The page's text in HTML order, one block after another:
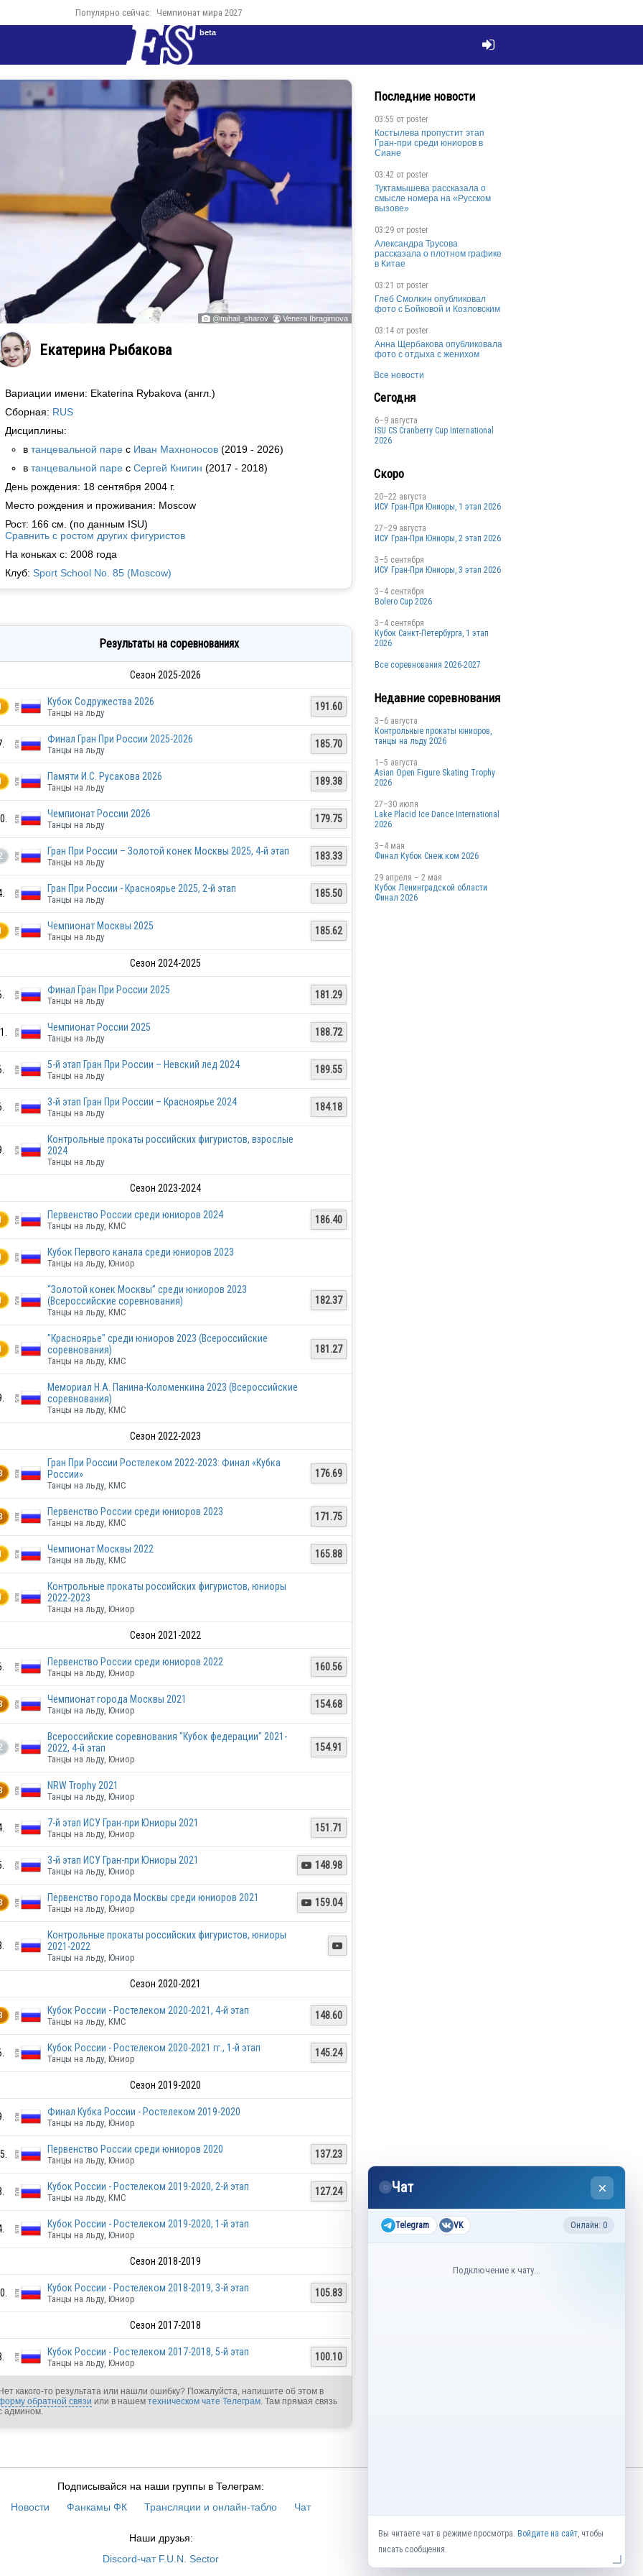
Популярно сейчас: Чемпионат мира 2027

beta
 @mihail_sharov  Venera Ibragimova
Екатерина Рыбакова
Вариации имени: Ekaterina Rybakova (англ.)
Сборная: RUS
Дисциплины:
в танцевальной парес Иван Махноносов(2019 - 2026)
в танцевальной парес Сергей Книгин (2017 - 2018)
День рождения: 18 сентября 2004 г.
Место рождения и проживания: Moscow
Рост: 166 см. (по данным ISU)
Сравнить с ростом других фигуристов
На коньках с: 2008 года
Клуб: Sport School No. 85 (Moscow)
Результаты на соревнованиях
Сезон 2025-2026
RUS
Кубок Содружества 2026
Танцы на льду
191.60
RUS
Финал Гран При России 2025-2026
Танцы на льду
185.70
Памяти И.С. Русакова 2026
Танцы на льду
189.38
Чемпионат России 2026
Танцы на льду
179.75
RUS
Гран При России – Золотой конек Москвы 2025, 4-й этап
Танцы на льду
183.33
Гран При России - Красноярье 2025, 2-й этап
Танцы на льду
185.50
Чемпионат Москвы 2025
Танцы на льду
185.62
Сезон 2024-2025
Финал Гран При России 2025
Танцы на льду
181.29
RUS
Чемпионат России 2025
Танцы на льду
188.72
5-й этап Гран При России – Невский лед 2024
Танцы на льду
189.55
RUS
3-й этап Гран При России – Красноярье 2024
Танцы на льду
184.18
Контрольные прокаты российских фигуристов, взрослые
2024
Танцы на льду
Сезон 2023-2024
RUS
Первенство России среди юниоров 2024
Танцы на льду, КМС
186.40
RUS
Кубок Первого канала среди юниоров 2023
Танцы на льду, Юниор
“Золотой конек Москвы” среди юниоров 2023
(Всероссийские соревнования)
Танцы на льду, КМС
182.37
RUS
"Красноярье" среди юниоров 2023 (Всероссийские
соревнования)
Танцы на льду, КМС
181.27
Мемориал Н.А. Панина-Коломенкина 2023 (Всероссийские
соревнования)
Танцы на льду, КМС
Сезон 2022-2023
Гран При России Ростелеком 2022-2023: Финал «Кубка
России»
Танцы на льду, КМС
176.69
Первенство России среди юниоров 2023
Танцы на льду, КМС
171.75
Чемпионат Москвы 2022
Танцы на льду, КМС
165.88
Контрольные прокаты российских фигуристов, юниоры
2022-2023
Танцы на льду, Юниор
Сезон 2021-2022
Первенство России среди юниоров 2022
Танцы на льду, Юниор
160.56
Чемпионат города Москвы 2021
Танцы на льду, Юниор
154.68
Всероссийские соревнования "Кубок федерации" 2021-
2022, 4-й этап
Танцы на льду, Юниор
154.91
NRW Trophy 2021
Танцы на льду, Юниор
7-й этап ИСУ Гран-при Юниоры 2021
Танцы на льду, Юниор
151.71
3-й этап ИСУ Гран-при Юниоры 2021
Танцы на льду, Юниор
 148.98
Первенство города Москвы среди юниоров 2021
Танцы на льду, Юниор
 159.04
Контрольные прокаты российских фигуристов, юниоры
2021-2022
Танцы на льду, Юниор

Сезон 2020-2021
Кубок России - Ростелеком 2020-2021, 4-й этап
Танцы на льду, КМС
148.60
Кубок России - Ростелеком 2020-2021 гг., 1-й этап
Танцы на льду, Юниор
145.24
Сезон 2019-2020
Финал Кубка России - Ростелеком 2019-2020
Танцы на льду, Юниор
Первенство России среди юниоров 2020
Танцы на льду, Юниор
137.23
Кубок России - Ростелеком 2019-2020, 2-й этап
Танцы на льду, КМС
127.24
Кубок России - Ростелеком 2019-2020, 1-й этап
Танцы на льду, Юниор
Сезон 2018-2019
Кубок России - Ростелеком 2018-2019, 3-й этап
Танцы на льду, Юниор
105.83
Сезон 2017-2018
Кубок России - Ростелеком 2017-2018, 5-й этап
Танцы на льду, Юниор
100.10
какого-то результата или нашли ошибку? Пожалуйста, напишите об этом в
обратной связи или в нашем техническом чате Телеграм. Там прямая связь
админом.
Последние новости
03:55 от poster
Костылева пропустит этап
Гран-при среди юниоров в
Сиане
03:42 от poster
Туктамышева рассказала о
смысле номера на «Русском
вызове»
03:29 от poster
Александра Трусова
рассказала о плотном графике
в Китае
03:21 от poster
Глеб Смолкин опубликовал
фото с Бойковой и Козловским
03:14 от poster
Анна Щербакова опубликовала
фото с отдыха с женихом
Все новости
Сегодня
6–9 августа
ISU CS Cranberry Cup International
2026
Скоро
20–22 августа
ИСУ Гран-При Юниоры, 1 этап 2026
27–29 августа
ИСУ Гран-При Юниоры, 2 этап 2026
3–5 сентября
ИСУ Гран-При Юниоры, 3 этап 2026
3–4 сентября
Bolero Cup 2026
3–4 сентября
Кубок Санкт-Петербурга, 1 этап
2026
Все соревнования 2026-2027
Недавние соревнования
3–6 августа
Контрольные прокаты юниоров,
танцы на льду 2026
1–5 августа
Asian Open Figure Skating Trophy
2026
27–30 июля
Lake Placid Ice Dance International
2026
3–4 мая
Финал Кубок Снеж.ком 2026
29 апреля – 2 мая
Кубок Ленинградской области
Финал 2026
Подписывайся на наши группы в Телеграм:
Новости
Фанкамы ФК Трансляции и онлайн-табло Чат
Наши друзья:
Discord-чат F.U.N. Sector
×
◌ Чат
Telegram VK Онлайн: 0
Подключение к чату...
Вы читаете чат в режиме просмотра. Войдите на сайт, чтобы
писать сообщения.